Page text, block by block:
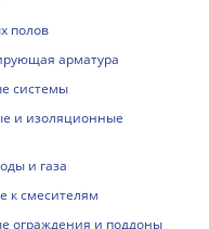
полов
арматура
системы
и изоляционные
и газа
к смесителям
ограждения и поддоны